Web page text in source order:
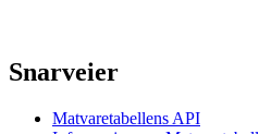
Snarveier
Matvaretabellens API